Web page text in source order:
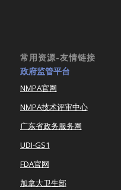
常用资源-友情链接
政府监管平台
NMPA官网
NMPA技术评审中心
广东省政务服务网
UDI-GS1
FDA官网
加拿大卫生部